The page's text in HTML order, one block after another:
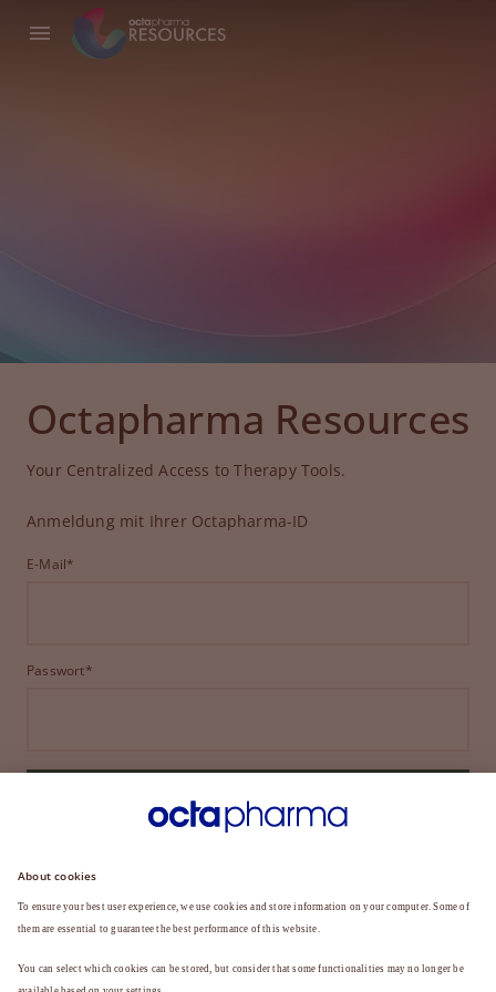
Octapharma Resources
Your Centralized Access to Therapy Tools.
Anmeldung mit Ihrer Octapharma-ID
E-Mail*
Passwort*
ANMELDEN